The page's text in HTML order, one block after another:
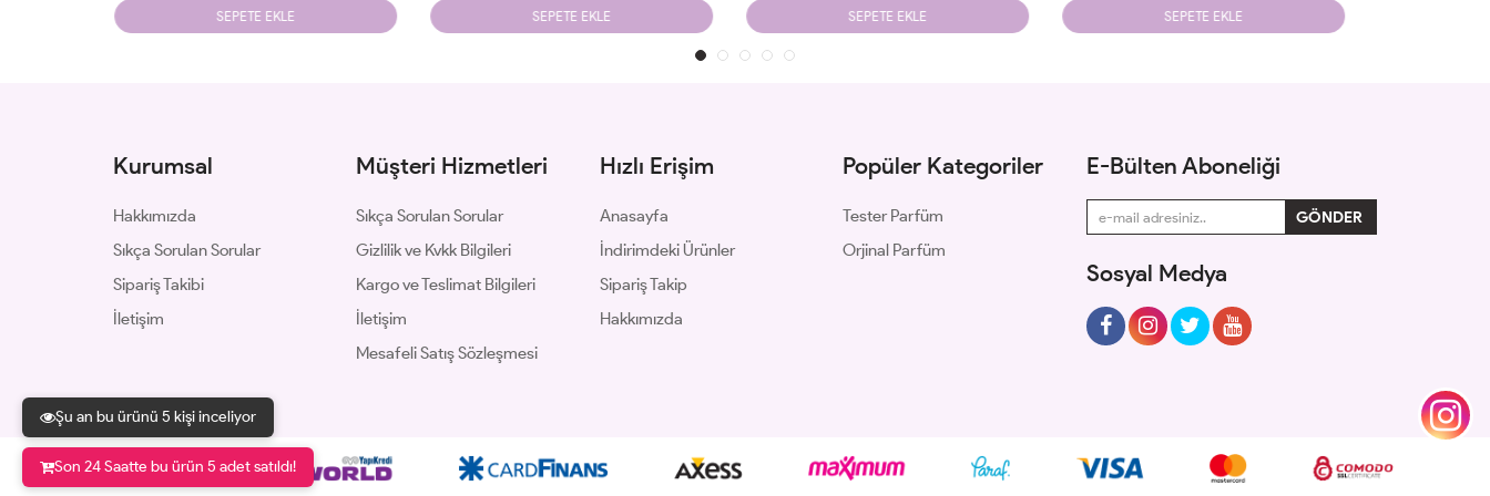
Şu an bu ürünü 5 kişi inceliyor
Son 24 Saatte bu ürün 5 adet satıldı!
SEPETE EKLE SEPETE EKLE SEPETE EKLE SEPETE EKLE
Kurumsal
Hakkımızda
Sıkça Sorulan Sorular
Sipariş Takibi
İletişim
Müşteri Hizmetleri
Sıkça Sorulan Sorular
Gizlilik ve Kvkk Bilgileri
Kargo ve Teslimat Bilgileri
İletişim
Mesafeli Satış Sözleşmesi
Hızlı Erişim
Anasayfa
İndirimdeki Ürünler
Sipariş Takip
Hakkımızda
Popüler Kategoriler
Tester Parfüm
Orjinal Parfüm
E-Bülten Aboneliği
Sosyal Medya